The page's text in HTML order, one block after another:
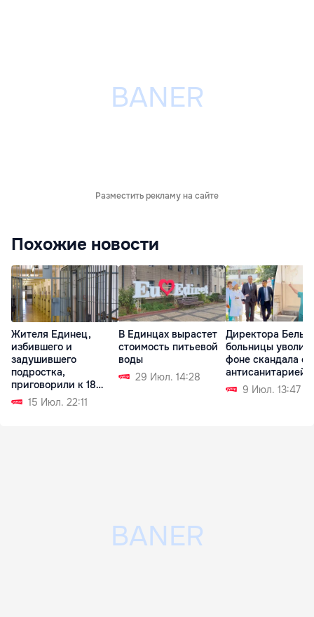
Разместить рекламу на сайте
Похожие новости
Жителя Единец,
избившего и
задушившего
подростка,
приговорили к 18
годам тюрьмы
15 Июл. 22:11
В Единцах вырастет
стоимость питьевой
воды
29 Июл. 14:28
Директора
больницы
фоне скандала с
антисанитарией
9 Июл. 13:47